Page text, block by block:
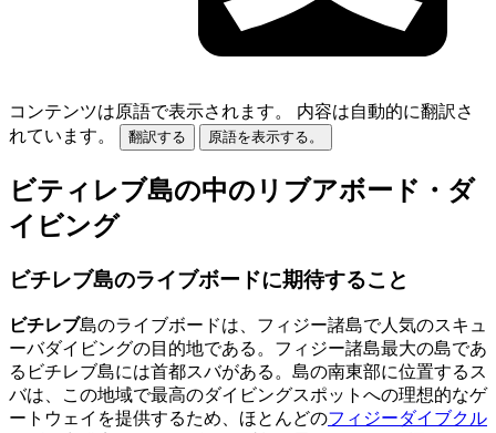
コンテンツは原語で表示されます。
内容は自動的に翻訳さ
れています。
翻訳する 原語を表示する。
ビティレブ島の中のリブアボード・ダ
イビング
ビチレブ島のライブボードに期待すること
ビチレブ島のライブボードは、フィジー諸島で人気のスキュ
ーバダイビングの目的地である。フィジー諸島最大の島であ
るビチレブ島には首都スバがある。島の南東部に位置するス
バは、この地域で最高のダイビングスポットへの理想的なゲ
ートウェイを提供するため、ほとんどのフィジーダイブクル